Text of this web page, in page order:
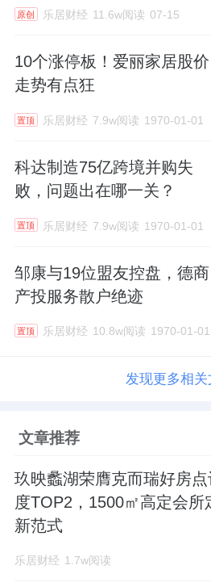
原创 乐居财经 11.6w阅读 07-15
10个涨停板！爱丽家居股价
走势有点狂
置顶 乐居财经 7.9w阅读 1970-01-01
科达制造75亿跨境并购失
败，问题出在哪一关？
置顶 乐居财经 7.9w阅读 1970-01-01
邹康与19位盟友控盘，德商
产投服务散户绝迹
置顶 乐居财经 10.8w阅读 1970-01-01
发现更多相关
文章推荐
玖映蠡湖荣膺克而瑞好房点
度TOP2，1500㎡高定会
新范式
乐居财经 1.7w阅读